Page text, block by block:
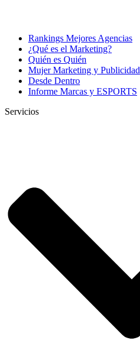
Rankings Mejores Agencias
¿Qué es el Marketing?
Quién es Quién
Mujer Marketing y Publicidad
Desde Dentro
Informe Marcas y ESPORTS
Servicios